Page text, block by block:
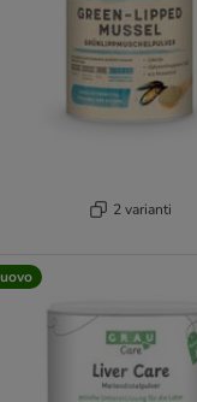
2 varianti